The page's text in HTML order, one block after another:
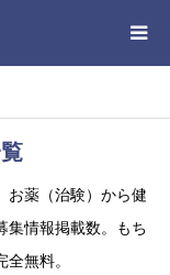
お薬（治験）から健
集情報掲載数。もち
無料。